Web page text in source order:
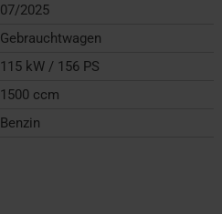
07/2025
Gebrauchtwagen
115 kW / 156 PS
1500 ccm
Benzin